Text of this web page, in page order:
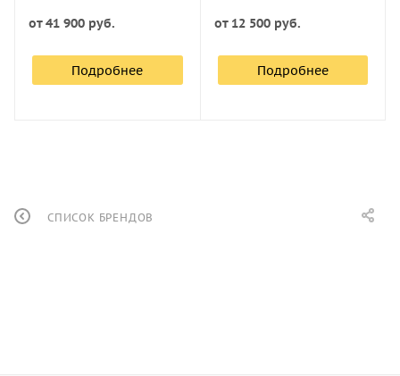
от41 900 руб.
Подробнее
от 12 500 руб.
Подробнее
СПИСОК БРЕНДОВ